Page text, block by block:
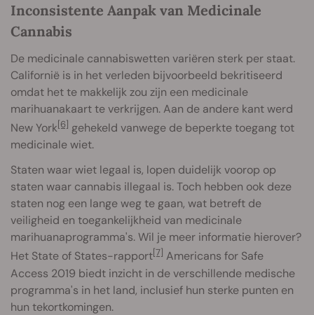
Inconsistente Aanpak van Medicinale
Cannabis
De medicinale cannabiswetten variëren sterk per staat.
Californië is in het verleden bijvoorbeeld bekritiseerd
omdat het te makkelijk zou zijn een medicinale
marihuanakaart te verkrijgen. Aan de andere kant werd
New York[6] gehekeld vanwege de beperkte toegang tot
medicinale wiet.
Staten waar wiet legaal is, lopen duidelijk voorop op
staten waar cannabis illegaal is. Toch hebben ook deze
staten nog een lange weg te gaan, wat betreft de
veiligheid en toegankelijkheid van medicinale
marihuanaprogramma's. Wil je meer informatie hierover?
Het State of States-rapport[7] Americans for Safe
Access 2019 biedt inzicht in de verschillende medische
programma's in het land, inclusief hun sterke punten en
hun tekortkomingen.